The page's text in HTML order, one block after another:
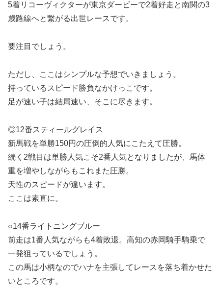
5着リコーヴィクターが東京ダービーで2着好走と南関の3
歳路線へと繋がる出世レースです。
要注目でしょう。
ただし、ここはシンプルな予想でいきましょう。
持っているスピード勝負なかけっこです。
足が速い子は結局速い、そこに尽きます。
◎12番スティールグレイス
新馬戦を単勝150円の圧倒的人気にこたえて圧勝。
続く2戦目は単勝人気こそ2番人気となりましたが、馬体
重を増やしながらもこれまた圧勝。
天性のスピードが違います。
ここは素直に。
○14番ライトニングブルー
前走は1番人気ながらも4着敗退。高知の赤岡騎手騎乗で
一発狙っているでしょう。
この馬は小柄なのでハナを主張してレースを落ち着かせた
いところです。